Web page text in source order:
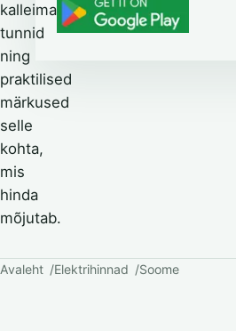
kalleimad
tunnid
ning
praktilised
märkused
selle
kohta,
mis
hinda
mõjutab.
Avaleht Elektrihinnad Soome